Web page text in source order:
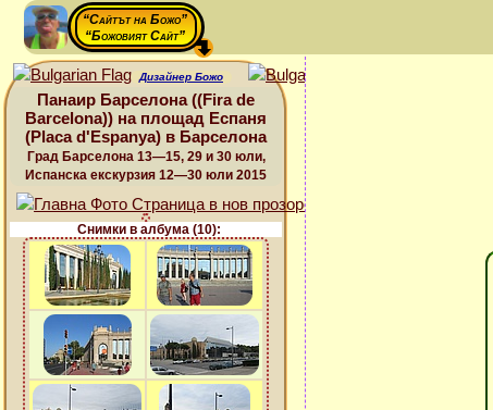
“Сайтът на Божо”
“Божовият Сайт”
Дизайнер Божо
Панаир Барселона ((Fira de
Barcelona)) на площад Еспаня
(Placa d'Espanya) в Барселона
Град Барселона 13—15, 29 и 30 юли,
Испанска екскурзия 12—30 юли 2015
Снимки в албума (10):